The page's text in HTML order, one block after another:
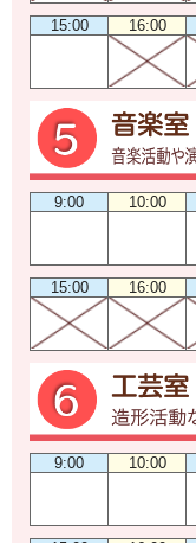
15:00 16:00
9:00 10:00
15:00 16:00
9:00 10:00